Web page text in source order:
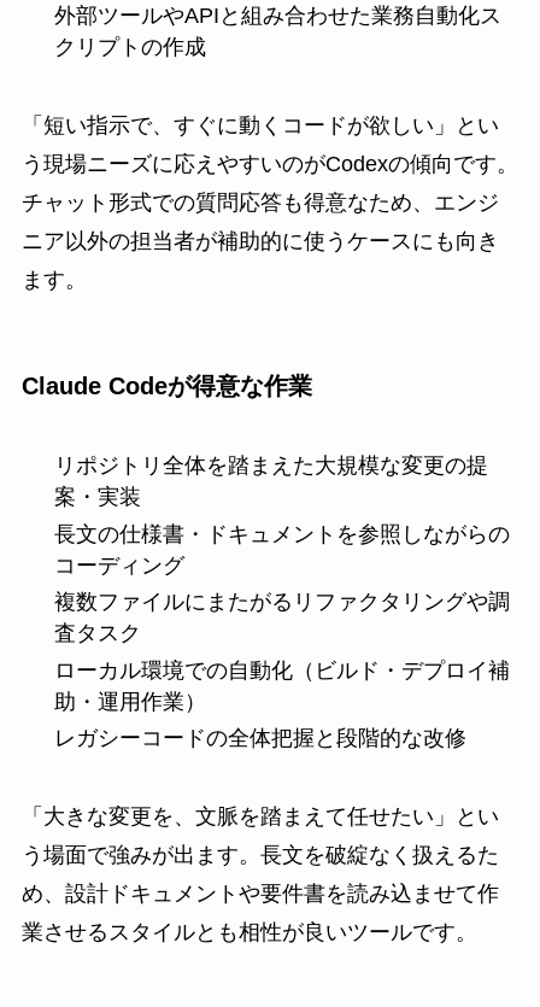
外部ツールやAPIと組み合わせた業務自動化ス
クリプトの作成
「短い指示で、すぐに動くコードが欲しい」とい
う現場ニーズに応えやすいのがCodexの傾向です。
チャット形式での質問応答も得意なため、エンジ
ニア以外の担当者が補助的に使うケースにも向き
ます。
Claude Codeが得意な作業
リポジトリ全体を踏まえた大規模な変更の提
案・実装
長文の仕様書・ドキュメントを参照しながらの
コーディング
複数ファイルにまたがるリファクタリングや調
査タスク
ローカル環境での自動化（ビルド・デプロイ補
助・運用作業）
レガシーコードの全体把握と段階的な改修
「大きな変更を、文脈を踏まえて任せたい」とい
う場面で強みが出ます。長文を破綻なく扱えるた
め、設計ドキュメントや要件書を読み込ませて作
業させるスタイルとも相性が良いツールです。